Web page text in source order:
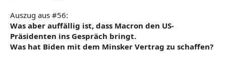
Auszug aus #56:
Was aber auffällig ist, dass Macron den US-
Präsidenten ins Gespräch bringt.
Was hat Biden mit dem Minsker Vertrag zu schaffen?